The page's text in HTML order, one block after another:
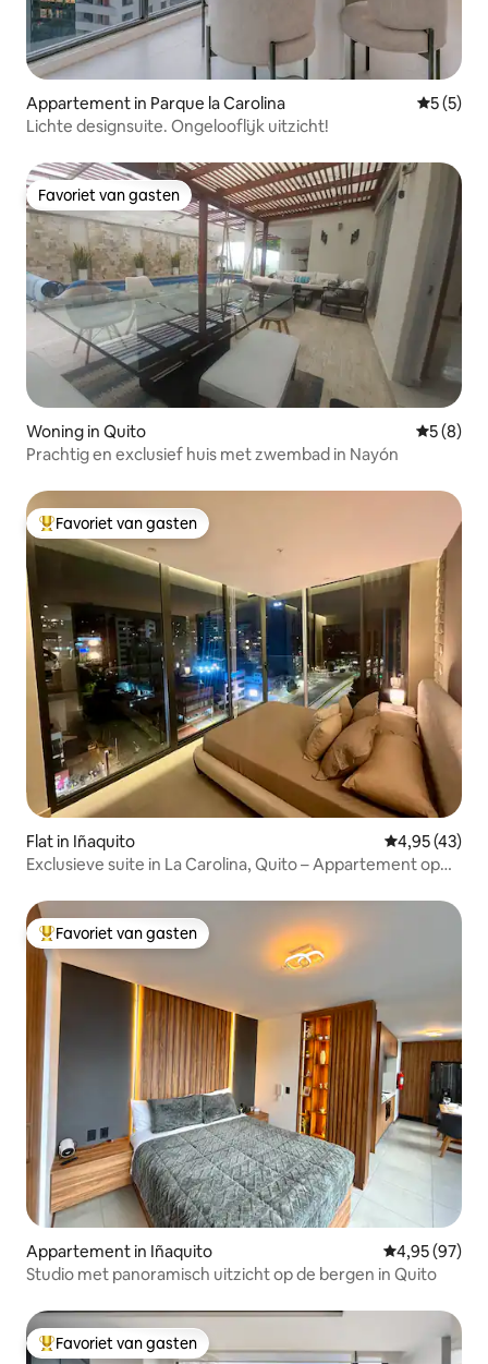
Appartement in Parque la Carolina
5 (5)
Lichte designsuite. Ongelooflijk uitzicht!
Favoriet van gasten
Favoriet van gasten
Woning in Quito
5 (8)
Prachtig en exclusief huis met zwembad in Nayón
Topfavoriet van gasten
Favoriet van gasten
Flat in Iñaquito Gemiddelde
4,95 (43)
Exclusieve suite in La Carolina, Quito – Appartement op
Topfavoriet van gasten
Favoriet van gasten
Appartement in Iñaquito Gemiddelde
4,95 (97)
Studio met panoramisch uitzicht op de bergen in Quito
Topfavoriet van gasten
Favoriet van gasten